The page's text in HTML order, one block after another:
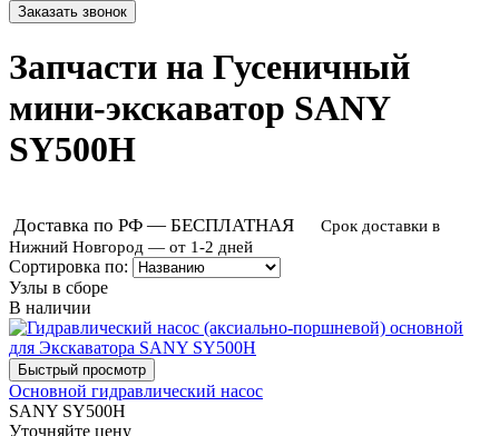
Запчасти на Гусеничный
мини-экскаватор SANY
SY500H
Доставка по РФ — БЕСПЛАТНАЯ
Срок доставки в
Нижний Новгород — от 1-2 дней
Сортировка по:
Узлы в сборе
В наличии
Основной гидравлический насос
SANY SY500H
Уточняйте цену